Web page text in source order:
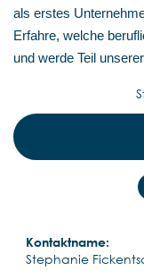
als erstes
Erfahre, welche
und werde Teil
Kontaktname:
Stephanie